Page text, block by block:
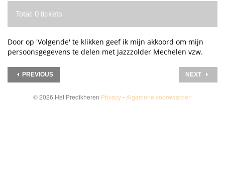
Total: 0 tickets
Door op 'Volgende' te klikken geef ik mijn akkoord om mijn
persoonsgegevens te delen met Jazzzolder Mechelen vzw.
PREVIOUS NEXT
© 2026 Het Predikheren Privacy-Algemene voorwaarden